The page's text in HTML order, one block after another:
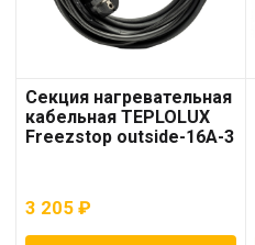
Секция нагревательная
кабельная TEPLOLUX
Freezstop outside-16A-3
3 205 ₽